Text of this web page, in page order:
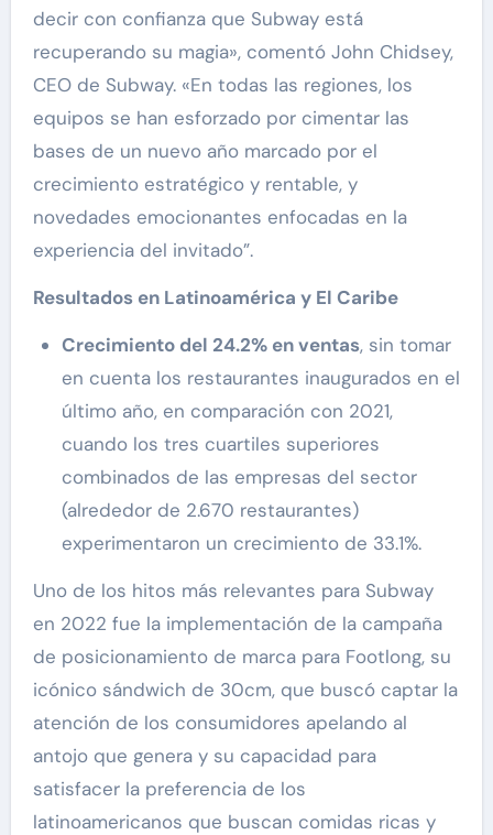
decir con confianza que Subway está
recuperando su magia», comentó John Chidsey,
CEO de Subway. «En todas las regiones, los
equipos se han esforzado por cimentar las
bases de un nuevo año marcado por el
crecimiento estratégico y rentable, y
novedades emocionantes enfocadas en la
experiencia del invitado”.
Resultados en Latinoamérica y El Caribe
Crecimiento del 24.2% en ventas, sin tomar
en cuenta los restaurantes inaugurados en el
último año, en comparación con 2021,
cuando los tres cuartiles superiores
combinados de las empresas del sector
(alrededor de 2.670 restaurantes)
experimentaron un crecimiento de 33.1%.
Uno de los hitos más relevantes para Subway
en 2022 fue la implementación de la campaña
de posicionamiento de marca para Footlong, su
icónico sándwich de 30cm, que buscó captar la
atención de los consumidores apelando al
antojo que genera y su capacidad para
satisfacer la preferencia de los
latinoamericanos que buscan comidas ricas y